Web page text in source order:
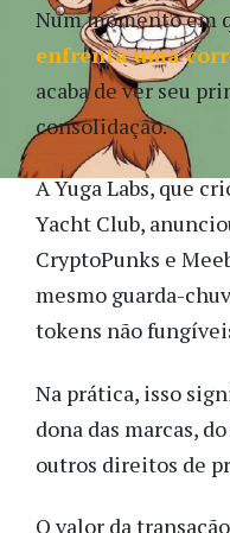
Num momento em
enfrenta uma
acaba de ver seu
consolidação.
A Yuga Labs, que
Yacht Club,
CryptoPunks e
mesmo guarda-
tokens não
Na prática, isso
dona das marcas,
outros direitos de
O valor da